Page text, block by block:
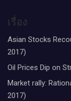
เรื่อง
Asian Stocks
2017)
Oil Prices Dip on
Market rally:
2017)